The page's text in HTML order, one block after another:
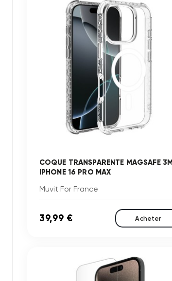
COQUE TRANSPARENTE MAGSAFE 3M
IPHONE 16 PRO MAX
Muvit For France
39,99 € Acheter